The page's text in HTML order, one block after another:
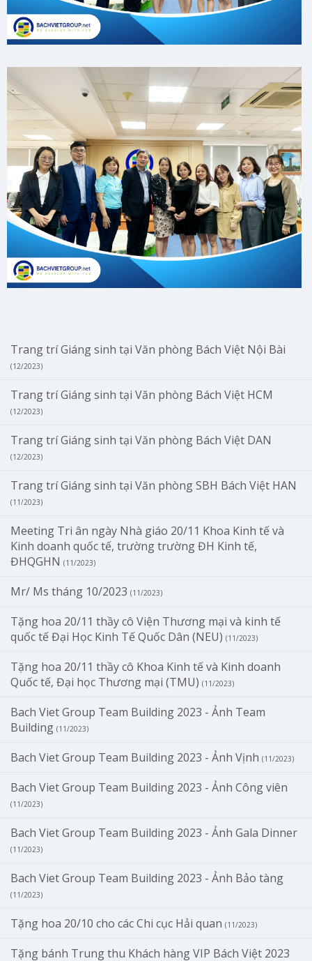
Trang trí Giáng sinh tại Văn phòng Bách Việt Nội Bài
(12/2023)
Trang trí Giáng sinh tại Văn phòng Bách Việt HCM
(12/2023)
Trang trí Giáng sinh tại Văn phòng Bách Việt DAN
(12/2023)
Trang trí Giáng sinh tại Văn phòng SBH Bách Việt HAN
(11/2023)
Meeting Tri ân ngày Nhà giáo 20/11 Khoa Kinh tế và
Kinh doanh quốc tế, trường trường ĐH Kinh tế,
ĐHQGHN (11/2023)
Mr/ Ms tháng 10/2023 (11/2023)
Tặng hoa 20/11 thầy cô Viện Thương mại và kinh tế
quốc tế Đại Học Kinh Tế Quốc Dân (NEU) (11/2023)
Tặng hoa 20/11 thầy cô Khoa Kinh tế và Kinh doanh
Quốc tế, Đại học Thương mại (TMU) (11/2023)
Bach Viet Group Team Building 2023 - Ảnh Team
Building (11/2023)
Bach Viet Group Team Building 2023 - Ảnh Vịnh (11/2023)
Bach Viet Group Team Building 2023 - Ảnh Công viên
(11/2023)
Bach Viet Group Team Building 2023 - Ảnh Gala Dinner
(11/2023)
Bach Viet Group Team Building 2023 - Ảnh Bảo tàng
(11/2023)
Tặng hoa 20/10 cho các Chi cục Hải quan (11/2023)
Tặng bánh Trung thu Khách hàng VIP Bách Việt 2023